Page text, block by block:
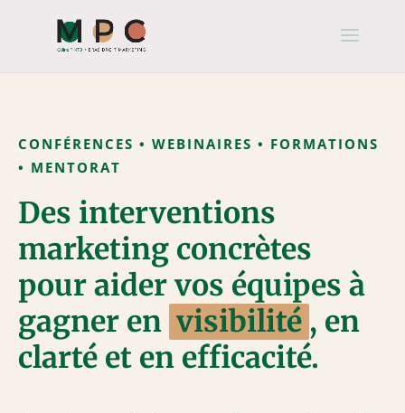
CONFÉRENCES • WEBINAIRES • FORMATIONS
• MENTORAT
Des interventions
marketing concrètes
pour aider vos équipes à
gagner en visibilité , en
clarté et en efficacité.